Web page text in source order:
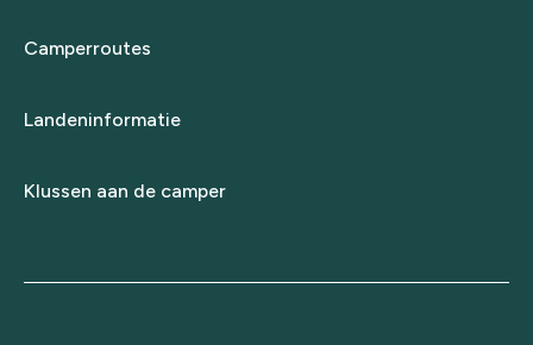
Camperroutes
Landeninformatie
Klussen aan de camper